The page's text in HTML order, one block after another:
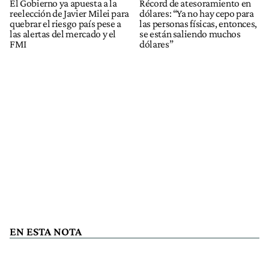
El Gobierno ya apuesta a la
reelección de Javier Milei para
quebrar el riesgo país pese a
las alertas del mercado y el
FMI
Récord de atesoramiento en
dólares: “Ya no hay cepo para
las personas físicas, entonces,
se están saliendo muchos
dólares”
EN ESTA NOTA